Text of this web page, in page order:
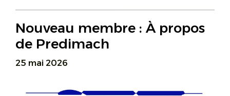
Nouveau membre : À propos
de Predimach
25 mai 2026